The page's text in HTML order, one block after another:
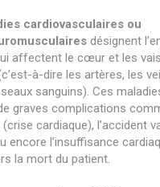
cardiovasculaires ou
désignent
affectent le cœur et les
à-dire les artères, les
sanguins). Ces
graves complications
cardiaque), l’accident
encore l’insuffisance
la mort du patient.